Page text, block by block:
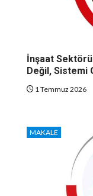
İnşaat
Değil, Sistemi
1 Temmuz 2026
MAKALE